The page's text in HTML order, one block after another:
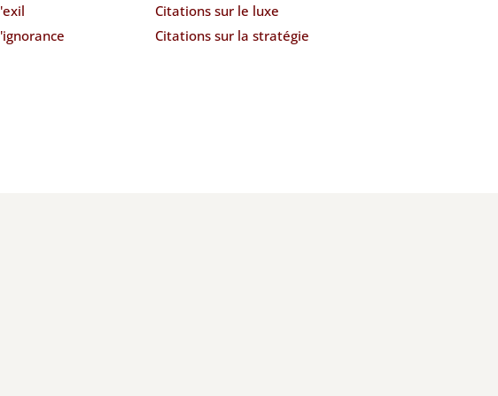
Citations sur le luxe
Citations sur la stratégie